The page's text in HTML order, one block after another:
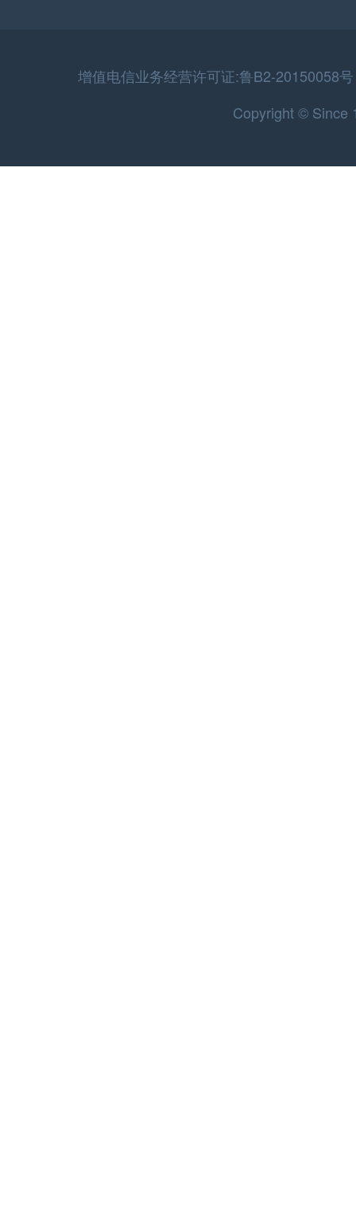
增值电信业务经营许可证:鲁B2-
Copyright © Since